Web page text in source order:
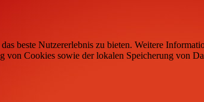
beste Nutzererlebnis zu bieten. Weitere
Cookies sowie der lokalen Speicherung von